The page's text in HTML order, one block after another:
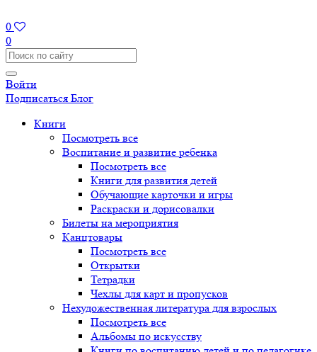
0
0
Войти
Подписаться Блог
Книги
Посмотреть все
Воспитание и развитие ребенка
Посмотреть все
Книги для развития детей
Обучающие карточки и игры
Раскраски и дорисовалки
Билеты на мероприятия
Канцтовары
Посмотреть все
Открытки
Тетрадки
Чехлы для карт и пропусков
Нехудожественная литература для взрослых
Посмотреть все
Альбомы по искусству